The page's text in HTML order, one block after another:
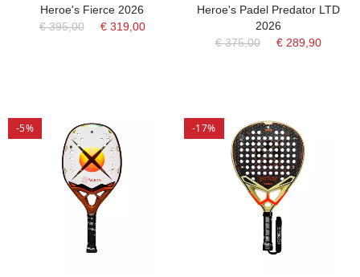
Heroe's Fierce 2026
€ 395,00
€ 319,00
Heroe's Padel Predator LTD
2026
€ 375,00
€ 289,90
-5% -17%